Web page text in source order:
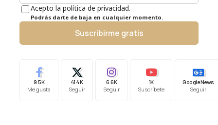
Acepto la política de privacidad.
Podrás darte de baja en cualquier momento.
Suscribirme gratis
9.5K
Me gusta
41.4K
Seguir
6.6K
Seguir
1K
Suscríbete
Google News
Seguir